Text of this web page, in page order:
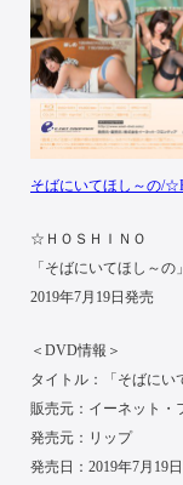
そばにいてほし～の/
☆ＨＯＳＨＩＮＯ
「そばにいてほし～
2019年7月19日発売
＜DVD情報＞
タイトル：「そばにい
販売元：イーネット・
発売元：リップ
発売日：2019年7月19日